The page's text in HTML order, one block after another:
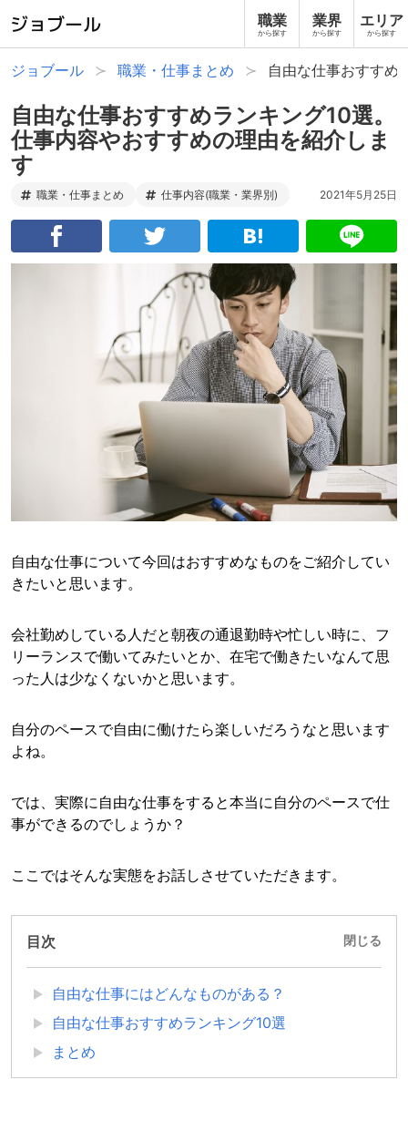
職業
から探す
業界
から探す
エリア
から探す
ジョブール 職業・仕事まとめ 自由な仕事おすすめ
自由な仕事おすすめランキング10選。
仕事内容やおすすめの理由を紹介しま
す
職業・仕事まとめ 仕事内容(職業・業界別) 2021年5月25日
自由な仕事について今回はおすすめなものをご紹介してい
きたいと思います。
会社勤めしている人だと朝夜の通退勤時や忙しい時に、フ
リーランスで働いてみたいとか、在宅で働きたいなんて思
った人は少なくないかと思います。
自分のペースで自由に働けたら楽しいだろうなと思います
よね。
では、実際に自由な仕事をすると本当に自分のペースで仕
事ができるのでしょうか？
ここではそんな実態をお話しさせていただきます。
目次 閉じる
自由な仕事にはどんなものがある？
自由な仕事おすすめランキング10選
まとめ